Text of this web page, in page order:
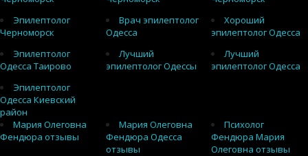
Эпилептолог
Черноморск
Врач эпилептолог
Одесса
Хороший
эпилептолог Одесса
Эпилептолог
Одесса Таирово
Лучший
эпилептолог Одессы
Лучший
эпилептолог Одесса
Эпилептолог
Одесса Киевский
район
Мария Олеговна
Фендюра отзывы
Мария Олеговна
Фендюра Одесса
отзывы
Психолог
Фендюра Мария
Олеговна отзывы